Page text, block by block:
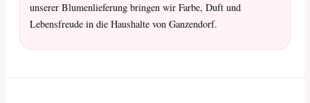
unserer Blumenlieferung bringen wir Farbe, Duft und
Lebensfreude in die Haushalte von Ganzendorf.